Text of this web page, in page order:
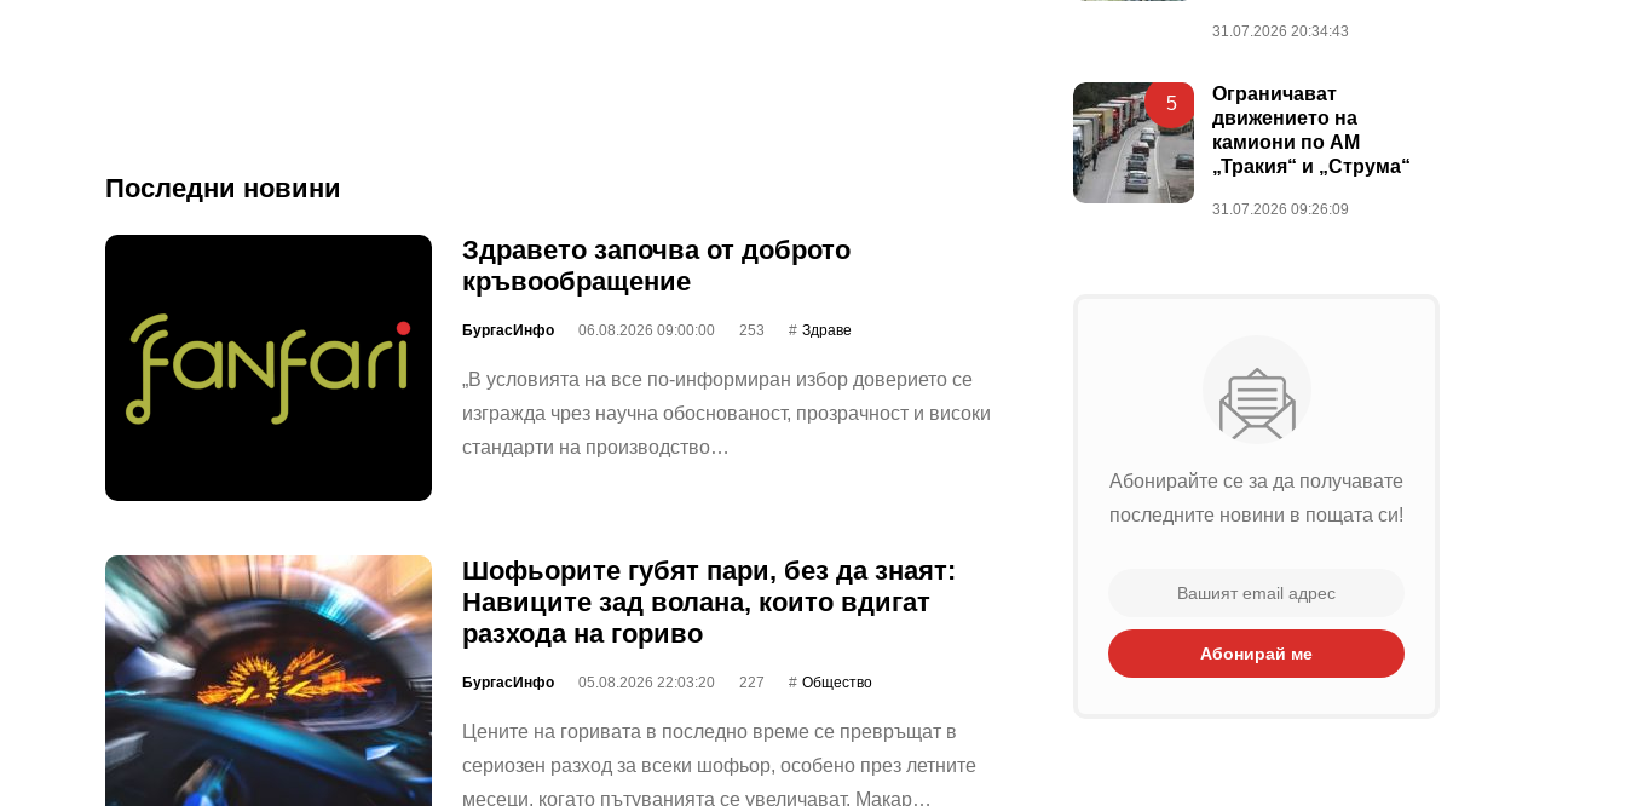
Последни новини
Здравето започва от доброто
кръвообращение
БургасИнфо 06.08.2026 09:00:00 253 Здраве
„В условията на все по-информиран избор доверието се
изгражда чрез научна обоснованост, прозрачност и високи
стандарти на производство…
Шофьорите губят пари, без да знаят:
Навиците зад волана, които вдигат
разхода на гориво
БургасИнфо 05.08.2026 22:03:20 227 Общество
Цените на горивата в последно време се превръщат в
сериозен разход за всеки шофьор, особено през летните
месеци, когато пътуванията се увеличават. Макар…
31.07.2026 20:34:43
5
Ограничават
движението на
камиони по АМ
„Тракия“ и „Струма“
31.07.2026 09:26:09
Абонирайте се за да получавате
последните новини в пощата си!
Абонирай ме